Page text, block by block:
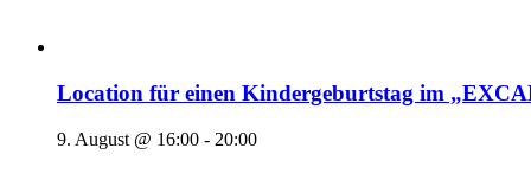
Location für einen Kindergeburtstag im
9. August @ 16:00 - 20:00